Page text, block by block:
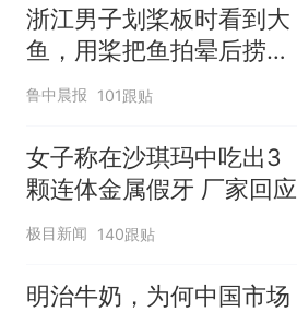
浙江男子划桨板时看到大
鱼，用桨把鱼拍晕后捞
起；当事人：鱼重7斤6
两，做成红烧辣子鱼块，
味道很好
鲁中晨报 101跟贴
女子称在沙琪玛中吃出3
颗连体金属假牙 厂家回应
极目新闻 140跟贴
明治牛奶，为何中国市场